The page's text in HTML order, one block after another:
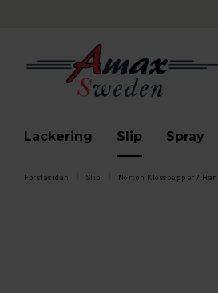
Lackering Slip Spray
Förstasidan Slip Norton Klosspapper /